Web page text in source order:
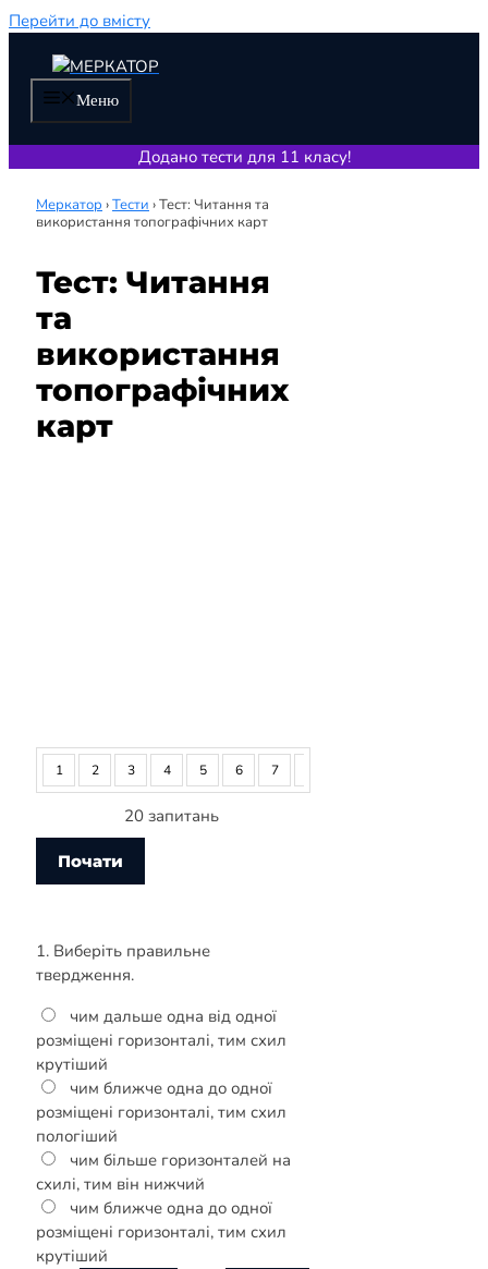
Перейти до вмісту
Меню
Додано тести для 11 класу!
Меркатор ›Тести ›Тест: Читання та
використання топографічних карт
Тест: Читання
та
використання
топографічних
карт
1 2 3 4 5 6 7
20 запитань
1. Виберіть правильне
твердження.
чим дальше одна від одної
розміщені горизонталі, тим схил
крутіший
чим ближче одна до одної
розміщені горизонталі, тим схил
пологіший
чим більше горизонталей на
схилі, тим він нижчий
чим ближче одна до одної
розміщені горизонталі, тим схил
крутіший